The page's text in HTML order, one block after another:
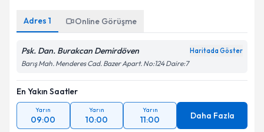
Adres 1 Online Görüşme
Psk. Dan. Burakcan Demirdöven Haritada Göster
Barış Mah. Menderes Cad. Bazer Apart. No:124 Daire:7
En Yakın Saatler
Yarın
09:00
Yarın
10:00
Yarın
11:00 Daha Fazla